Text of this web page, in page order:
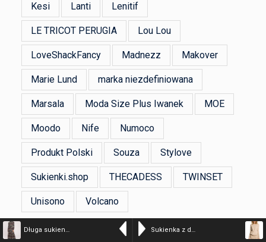
Długa sukienka BOHO z falbankami i długim rękawem zielona Sukienka z dzianiny dresowej kimonowa góra i dopasowany dół
Kesi Lanti Lenitif
LE TRICOT PERUGIA Lou Lou
LoveShackFancy Madnezz Makover
Marie Lund marka niezdefiniowana
Marsala Moda Size Plus Iwanek MOE
Moodo Nife Numoco
Produkt Polski Souza Stylove
Sukienki.shop THECADESS TWINSET
Unisono Volcano